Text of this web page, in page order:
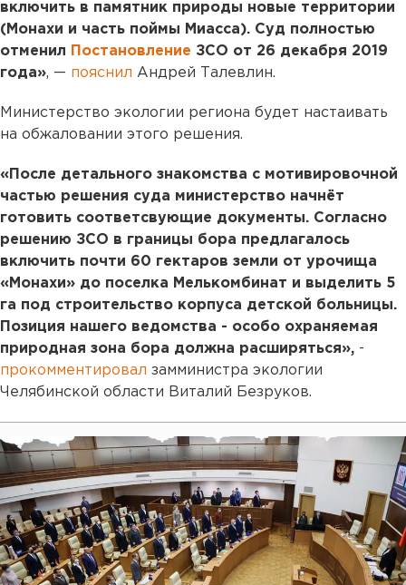
включить в памятник природы новые территории
(Монахи и часть поймы Миасса). Суд полностью
отменил
Постановление ЗСО от 26 декабря 2019
года», — пояснил Андрей Талевлин.
Министерство экологии региона будет настаивать
на обжаловании этого решения.
«После детального знакомства с мотивировочной
частью решения суда министерство начнёт
готовить соответсвующие документы. Согласно
решению ЗСО в границы бора предлагалось
включить почти 60 гектаров земли от урочища
«Монахи» до поселка Мелькомбинат и выделить 5
га под строительство корпуса детской больницы.
Позиция нашего ведомства - особо охраняемая
природная зона бора должна расширяться», -
прокомментировал замминистра экологии
Челябинской области Виталий Безруков.